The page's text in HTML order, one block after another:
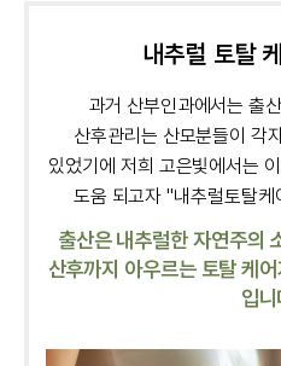
내추럴 토탈
과거 산부인과에서는 출
산후관리는 산모분들이 각
있었기에 저희 고은빛에서는
도움 되고자 "내추럴토탈
출산은 내추럴한 자연주의
산후까지 아우르는 토탈 케
입